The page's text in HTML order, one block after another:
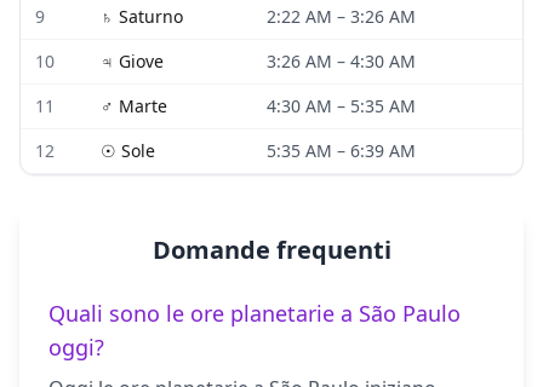
9 ♄ Saturno 2:22 AM – 3:26 AM
10
♃ Giove 3:26 AM – 4:30 AM
11
♂ Marte 4:30 AM – 5:35 AM
12
☉ Sole 5:35 AM – 6:39 AM
Domande frequenti
Quali sono le ore planetarie a São Paulo
oggi?